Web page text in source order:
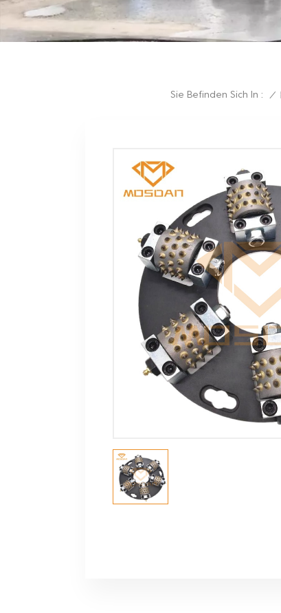
Sie Befinden Sich In : /